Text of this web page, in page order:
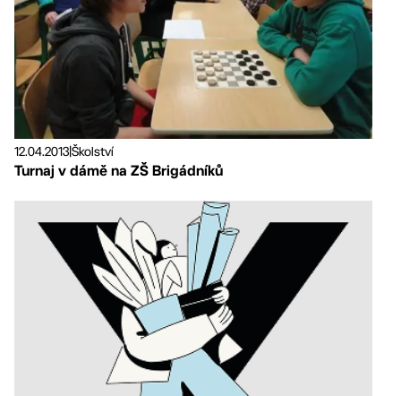
12.04.2013|Školství
Turnaj v dámě na ZŠ Brigádníků